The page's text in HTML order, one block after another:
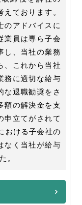
えております。
のアドバイスに
業員は専ら子会
し、当社の業務
、これから当社
務に適切な給与
な退職勧奨をさ
額の解決金を支
申立てがされて
おける子会社の
なく当社が給与
。